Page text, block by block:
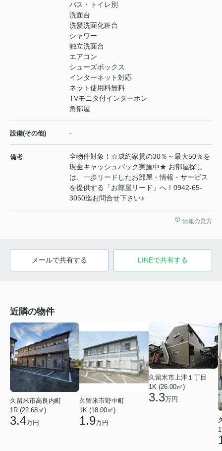
バス・トイレ別
洗面台
洗髪洗面化粧台
シャワー
独立洗面台
エアコン
シューズボックス
インターネット対応
ネット使用料無料
TVモニタ付インターホン
角部屋
設備(その他) -
備考
全物件対象！☆成約家賃の30％～最大50％を
現金キャッシュバック実施中★ お部屋探し
は、一歩リードしたお部屋・情報・サービス
を提供する「お部屋リード」へ！0942-65-
3050迄お問合せ下さい♪
情報の見方
メールで共有する LINEで共有する
近隣の物件
久留米市高良内町
1R (22.68㎡)
3.4万円
久留米市野中町
1K (18.00㎡)
1.9万円
久留米市上津１丁目
1K (26.00㎡)
3.3万円